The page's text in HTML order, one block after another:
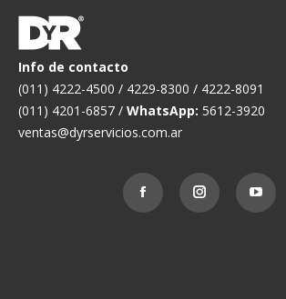
Info de contacto
(011) 4222-4500 / 4229-8300 / 4222-8091
(011) 4201-6857 / WhatsApp: 5612-3920
ventas@dyrservicios.com.ar